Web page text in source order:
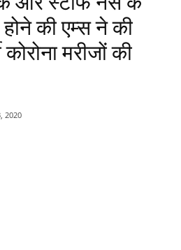
होने की एम्स ने की
कोरोना मरीजों की
2020